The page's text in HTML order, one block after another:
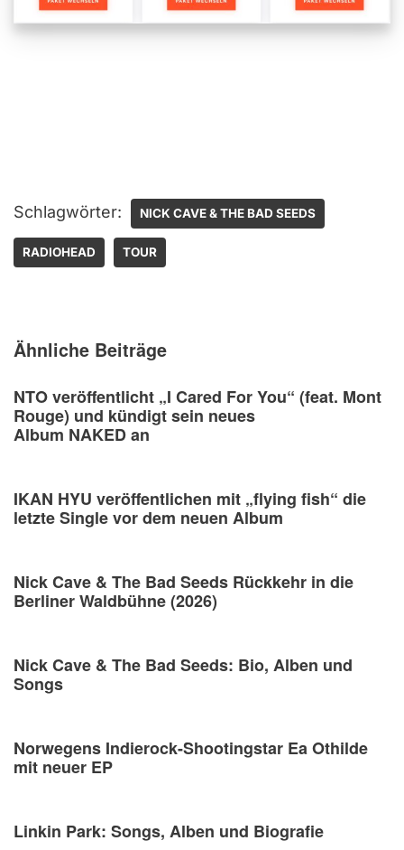
Schlagwörter: NICK CAVE & THE BAD SEEDS
RADIOHEAD TOUR
Ähnliche Beiträge
NTO veröffentlicht „I Cared For You“ (feat. Mont
Rouge) und kündigt sein neues
Album NAKED an
IKAN HYU veröffentlichen mit „flying fish“ die
letzte Single vor dem neuen Album
Nick Cave & The Bad Seeds Rückkehr in die
Berliner Waldbühne (2026)
Nick Cave & The Bad Seeds: Bio, Alben und
Songs
Norwegens Indierock-Shootingstar Ea Othilde
mit neuer EP
Linkin Park: Songs, Alben und Biografie